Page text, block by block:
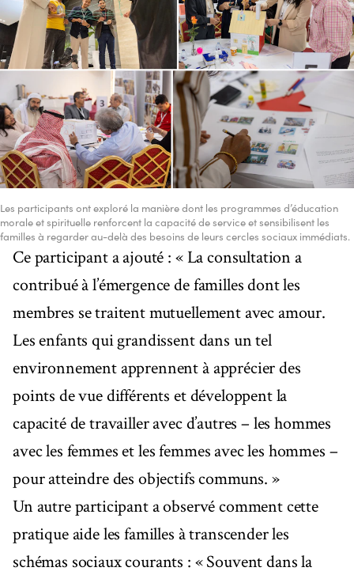
Les participants ont exploré la manière dont les programmes d’éducation
morale et spirituelle renforcent la capacité de service et sensibilisent les
familles à regarder au-delà des besoins de leurs cercles sociaux immédiats.
Ce participant a ajouté : « La consultation a
contribué à l’émergence de familles dont les
membres se traitent mutuellement avec amour.
Les enfants qui grandissent dans un tel
environnement apprennent à apprécier des
points de vue différents et développent la
capacité de travailler avec d’autres – les hommes
avec les femmes et les femmes avec les hommes –
pour atteindre des objectifs communs. »
Un autre participant a observé comment cette
pratique aide les familles à transcender les
schémas sociaux courants : « Souvent dans la